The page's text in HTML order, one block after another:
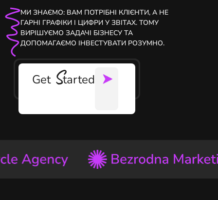
МИ ЗНАЄМО: ВАМ ПОТРІБНІ КЛІЄНТИ, А НЕ
ГАРНІ ГРАФІКИ І ЦИФРИ У ЗВІТАХ. ТОМУ
ВИРІШУЄМО ЗАДАЧІ БІЗНЕСУ ТА
ДОПОМАГАЄМО ІНВЕСТУВАТИ РОЗУМНО.
Get Started